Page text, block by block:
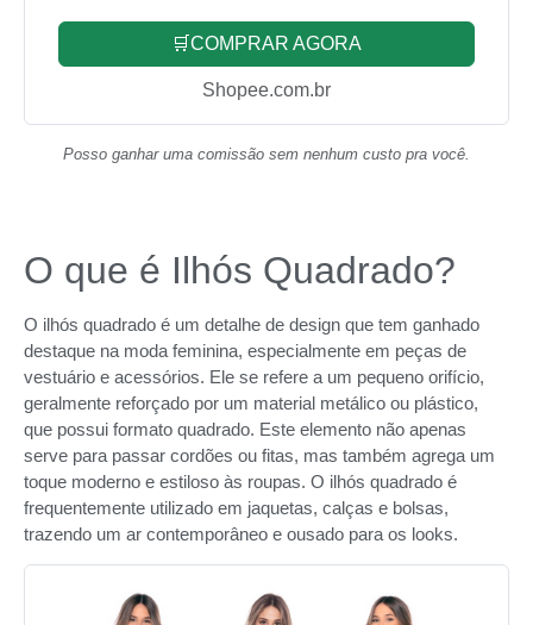
🛒COMPRAR AGORA
Shopee.com.br
Posso ganhar uma comissão sem nenhum custo pra você.
O que é Ilhós Quadrado?
O ilhós quadrado é um detalhe de design que tem ganhado
destaque na moda feminina, especialmente em peças de
vestuário e acessórios. Ele se refere a um pequeno orifício,
geralmente reforçado por um material metálico ou plástico,
que possui formato quadrado. Este elemento não apenas
serve para passar cordões ou fitas, mas também agrega um
toque moderno e estiloso às roupas. O ilhós quadrado é
frequentemente utilizado em jaquetas, calças e bolsas,
trazendo um ar contemporâneo e ousado para os looks.